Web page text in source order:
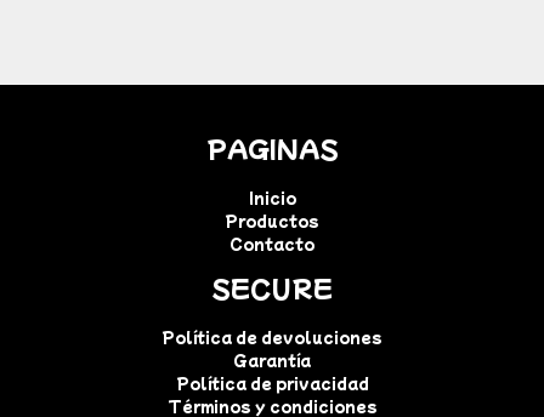
PAGINAS
Inicio
Productos
Contacto
SECURE
Política de devoluciones
Garantía
Política de privacidad
Términos y condiciones